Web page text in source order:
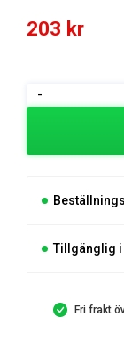
203 kr
-
STOPPKNAPP
Tillgänglig i
Fri frakt